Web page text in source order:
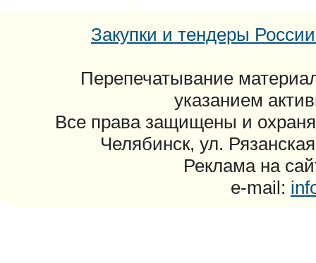
Закупки и тендеры
Перепечатывание
указанием
Все права защищены и
Челябинск, ул.
Реклама на
e-mail: